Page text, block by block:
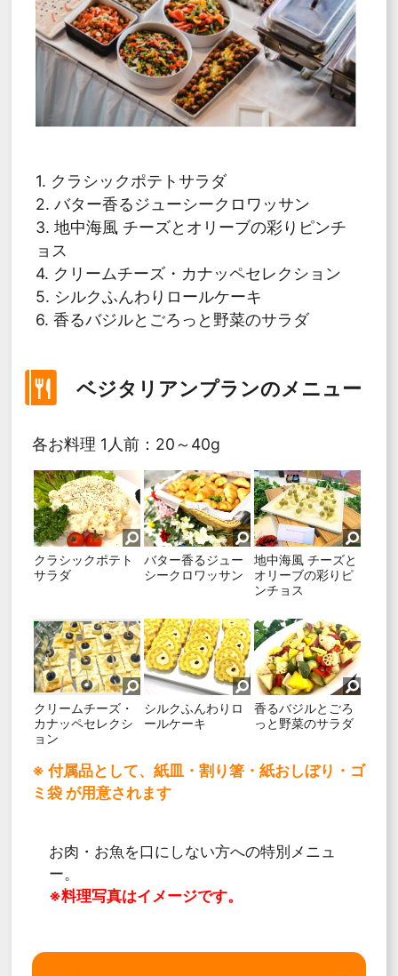
1. クラシックポテトサラダ
2. バター香るジューシークロワッサン
3. 地中海風 チーズとオリーブの彩りピンチ
ョス
4. クリームチーズ・カナッペセレクション
5. シルクふんわりロールケーキ
6. 香るバジルとごろっと野菜のサラダ
ベジタリアンプランのメニュー
各お料理 1人前：20～40g
クラシックポテト
サラダ
バター香るジュー
シークロワッサン
地中海風 チーズと
オリーブの彩りピ
ンチョス
クリームチーズ・
カナッペセレクシ
ョン
シルクふんわりロ
ールケーキ
香るバジルとごろ
っと野菜のサラダ
※ 付属品として、紙皿・割り箸・紙おしぼり・ゴ
ミ袋 が用意されます
お肉・お魚を口にしない方への特別メニュ
ー。
※料理写真はイメージです。